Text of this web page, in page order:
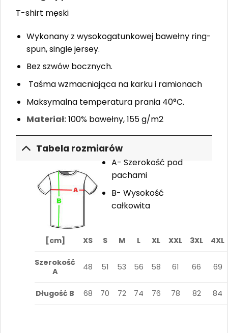
T-shirt męski
Wykonany z wysokogatunkowej bawełny ring-
spun, single jersey. ​
Bez szwów bocznych.
Taśma wzmacniająca na karku i ramionach
Maksymalna temperatura prania 40°C.
Materiał:100% bawełny, 155 g/m2
Tabela rozmiarów
A- Szerokość pod
pachami
B- Wysokość
całkowita
[cm] XS S M L XL XXL 3XL 4XL
Szerokość
A
48 51 53 56 58 61 66 69
Długość B 68 70 72 74 76 78 82 84